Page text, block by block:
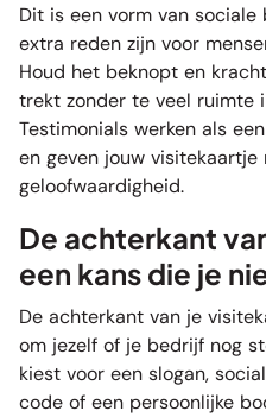
Dit is een vorm van
extra reden zijn voor
Houd het beknopt en
trekt zonder te veel ruimte
Testimonials werken als
en geven jouw
geloofwaardigheid.
De achterkant
een kans die je
De achterkant van je
om jezelf of je bedrijf nog
kiest voor een slogan,
code of een persoonlijke